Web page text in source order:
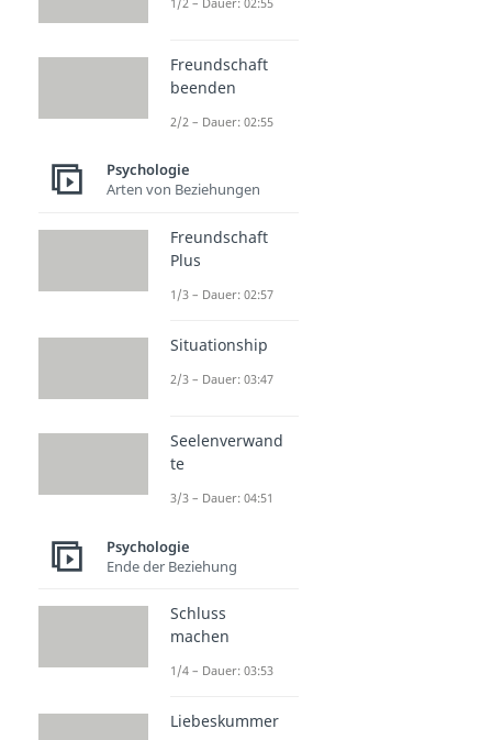
Freundschaft
beenden
2/2 – Dauer: 02:55
Psychologie
Arten von Beziehungen
Freundschaft
Plus
1/3 – Dauer: 02:57
Situationship
2/3 – Dauer: 03:47
Seelenverwand
te
3/3 – Dauer: 04:51
Psychologie
Ende der Beziehung
Schluss
machen
1/4 – Dauer: 03:53
Liebeskummer